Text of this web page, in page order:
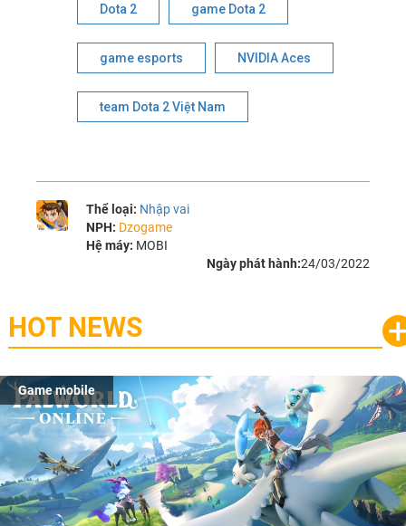
Dota 2 game Dota 2
game esports NVIDIA Aces
team Dota 2 Việt Nam
Thể loại: Nhập vai
NPH: Dzogame
Hệ máy: MOBI
Ngày phát hành:24/03/2022
HOT NEWS
Game mobile